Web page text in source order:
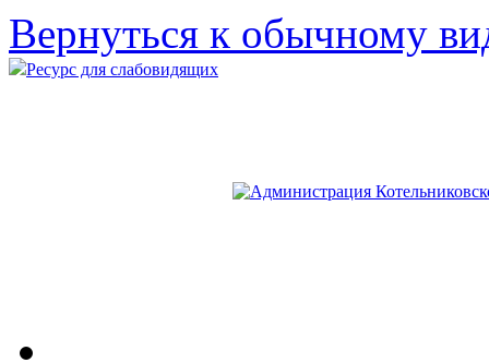
Вернуться к обычному
Ресурс для слабовидящих